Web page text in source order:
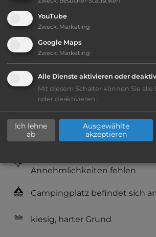
Ausstattung:
Klassifizierung: befriedigend
Lage: sehr schön
Platzeinrichtung: befriedigend
Geräuschkulisse: sehr ruhig
Hygiene: gut
Annehmlichkeiten fehlen
Campingplatz befindet sich
kiesig, harter Grund
YouTube
Zweck: Marketing
Google Maps
Zweck: Marketing
Alle Dienste aktivieren oder
Mit diesem Schalter können Sie alle
oder deaktivieren.
Ich lehne
ab
Ausgewählte
akzeptieren